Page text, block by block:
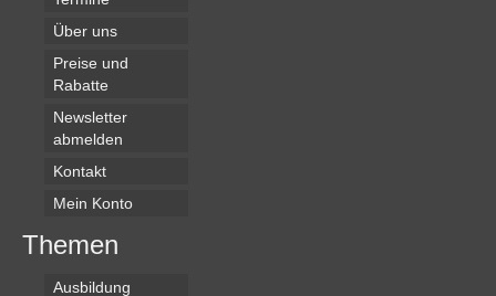
Über uns
Preise und
Rabatte
Newsletter
abmelden
Kontakt
Mein Konto
Themen
Ausbildung